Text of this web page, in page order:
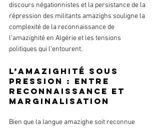
discours négationnistes et la persistance de la
répression des militants amazighs souligne la
complexité de la reconnaissance de
l’amazighité en Algérie et les tensions
politiques qui l’entourent.
L’amazighité sous
pression : entre
reconnaissance et
marginalisation
Bien que la langue amazighe soit reconnue